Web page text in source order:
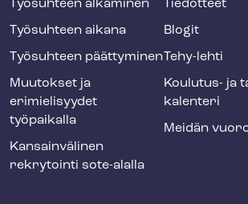
Työsuhteen alkaminen
Työsuhteen aikana
Työsuhteen päättyminen
Muutokset ja
erimielisyydet
työpaikalla
Kansainvälinen
rekrytointi sote-alalla
Tiedotteet
Blogit
Tehy-lehti
Koulutus- ja
ka­len­te­ri
Meidän